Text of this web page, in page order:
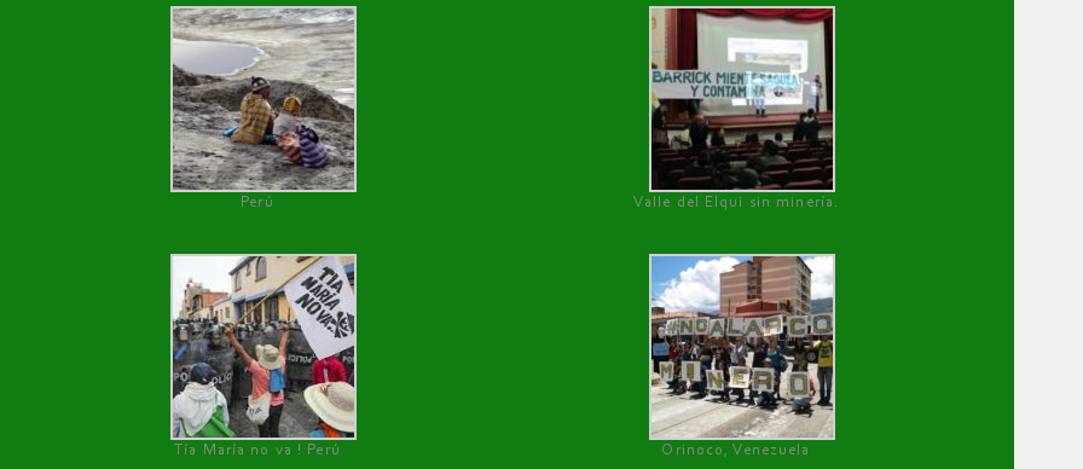
Perú Valle del Elqui sin minería.
Tía María no va ! Perú Orinoco, Venezuela